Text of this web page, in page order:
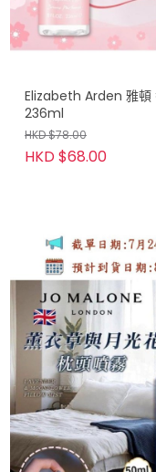
Elizabeth Arden 雅頓
236ml
HKD $78.00
HKD $68.00